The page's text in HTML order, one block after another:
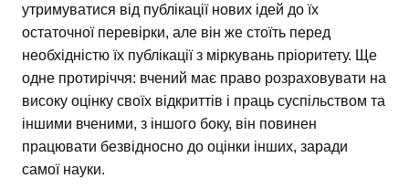
утримуватися від публікації нових ідей до їх
остаточної перевірки, але він же стоїть перед
необхідністю їх публікації з міркувань пріоритету. Ще
одне протиріччя: вчений має право розраховувати на
високу оцінку своїх відкриттів і праць суспільством та
іншими вченими, з іншого боку, він повинен
працювати безвідносно до оцінки інших, заради
самої науки.